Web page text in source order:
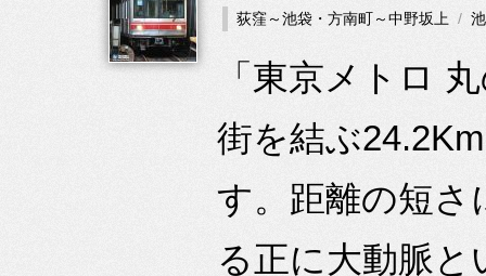
荻窪～池袋・方南町～中野坂上
「東京メトロ
街を結ぶ
す。距離の短さ
る正に大動脈